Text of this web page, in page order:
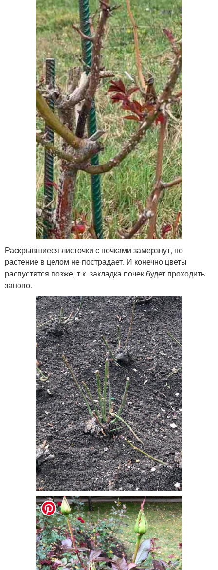
Раскрывшиеся листочки с почками замерзнут, но
растение в целом не пострадает. И конечно цветы
распустятся позже, т.к. закладка почек будет проходить
заново.